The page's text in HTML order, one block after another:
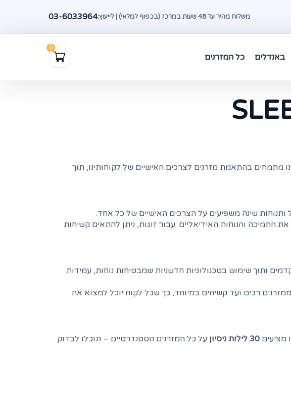
משלוח מהיר עד 48 שעות במרכז (בכפוף למלאי) | לייעוץ: 03-6033964
באנדלים כל המזרנים
גאים להביא אליכם את הטוב ביותר מעולם השינה. עם ניסיון של למעלה מ-25 שנה, אנו מתמחים בהתאמת מזרנים לצרכים האישיים של לקוחותינו, תוך
ותנוחות שינה משפיעים על הצרכים האישיים של כל אחד.
והנוחות האידיאליים. עבור זוגות, ניתן להתאים קשיחות
ותוך שימוש בטכנולוגיות חדשניות שמבטיחות נוחות, עמידות
רכים ועד קשיחים במיוחד, כך שכל לקוח יוכל למצוא את
מציעים 30 לילות ניסיון
על כל המזרנים הסטנדרטיים – תוכלו לבדוק